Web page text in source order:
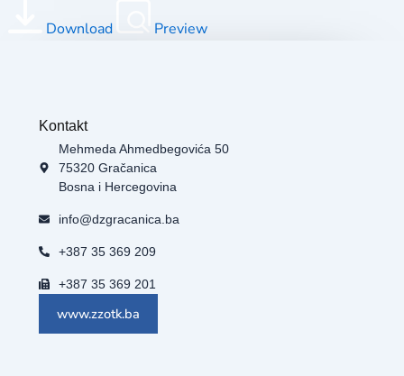
Download Preview
Kontakt
Mehmeda Ahmedbegovića 50
75320 Gračanica
Bosna i Hercegovina
info@dzgracanica.ba
+387 35 369 209
+387 35 369 201
www.zzotk.ba